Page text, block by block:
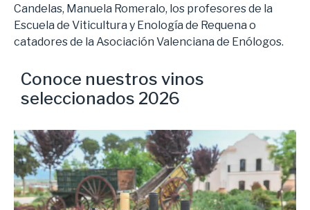
Candelas, Manuela Romeralo, los profesores de la
Escuela de Viticultura y Enología de Requena o
catadores de la Asociación Valenciana de Enólogos.
Conoce nuestros vinos
seleccionados 2026